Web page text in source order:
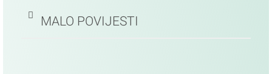
MALO POVIJESTI